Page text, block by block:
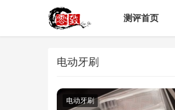
测评首页
电动牙刷
电动牙刷